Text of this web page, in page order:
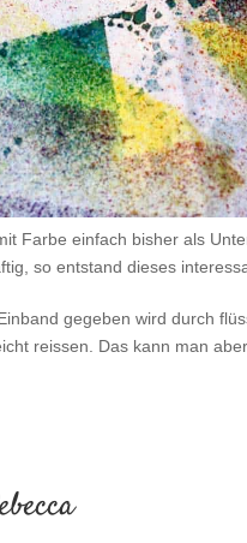
Farbe einfach bisher als
so entstand dieses
gegeben wird durch
reissen. Das kann man